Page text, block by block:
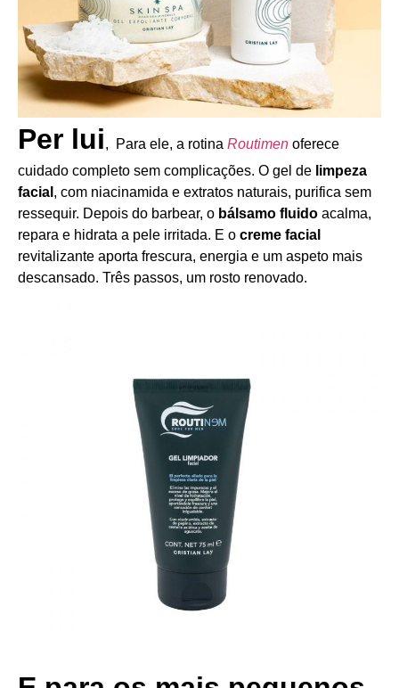
Per lui, Para ele, a rotina Routimen oferece
cuidado completo sem complicações. O gel de limpeza
facial , com niacinamida e extratos naturais, purifica sem
ressequir. Depois do barbear, o bálsamo fluido acalma,
repara e hidrata a pele irritada. E o creme facial
revitalizante aporta frescura, energia e um aspeto mais
descansado. Três passos, um rosto renovado.